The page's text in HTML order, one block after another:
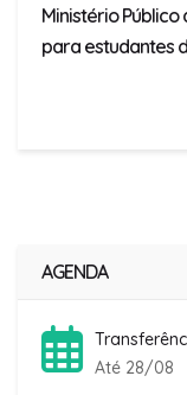
Ministério
para estudantes
AGENDA
Até 28/08